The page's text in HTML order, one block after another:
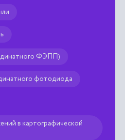
ФЭПП)
фотодиода
в картографической